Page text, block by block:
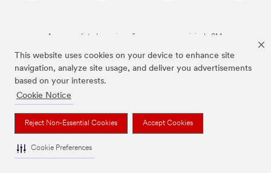
This website uses cookies on your device to enhance site
navigation, analyze site usage, and deliver you advertisements
based on your interests.
Cookie Notice
Reject Non-Essential Cookies Accept Cookies
Cookie Preferences
As marcas listadas a cima são marcas comerciais da 3M.